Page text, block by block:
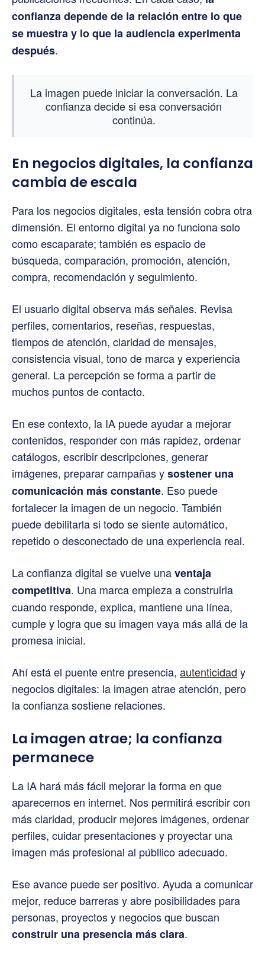
confianza depende de la relación entre lo que
se muestra y lo que la audiencia experimenta
después.
La imagen puede iniciar la conversación. La
confianza decide si esa conversación
continúa.
En negocios digitales, la confianza
cambia de escala
Para los negocios digitales, esta tensión cobra otra
dimensión. El entorno digital ya no funciona solo
como escaparate; también es espacio de
búsqueda, comparación, promoción, atención,
compra, recomendación y seguimiento.
El usuario digital observa más señales. Revisa
perfiles, comentarios, reseñas, respuestas,
tiempos de atención, claridad de mensajes,
consistencia visual, tono de marca y experiencia
general. La percepción se forma a partir de
muchos puntos de contacto.
En ese contexto, la IA puede ayudar a mejorar
contenidos, responder con más rapidez, ordenar
catálogos, escribir descripciones, generar
imágenes, preparar campañas ysostener una
comunicación más constante. Eso puede
fortalecer la imagen de un negocio. También
puede debilitarla si todo se siente automático,
repetido o desconectado de una experiencia real.
La confianza digital se vuelve unaventaja
competitiva. Una marca empieza a construirla
cuando responde, explica, mantiene una línea,
cumple y logra que su imagen vaya más allá de la
promesa inicial.
Ahí está el puente entre presencia, autenticidad y
negocios digitales: la imagen atrae atención, pero
la confianza sostiene relaciones.
La imagen atrae; la confianza
permanece
La IA hará más fácil mejorar la forma en que
aparecemos en internet. Nos permitirá escribir con
más claridad, producir mejores imágenes, ordenar
perfiles, cuidar presentaciones y proyectar una
imagen más profesional al públlico adecuado.
Ese avance puede ser positivo. Ayuda a comunicar
mejor, reduce barreras y abre posibilidades para
personas, proyectos y negocios que buscan
construir una presencia más clara.